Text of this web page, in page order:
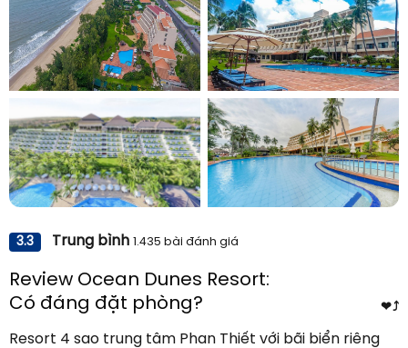
View all photos
3.3 Trung bình 1.435 bài đánh giá
Review Ocean Dunes Resort:
Có đáng đặt phòng?
❤⤴︎
Resort 4 sao trung tâm Phan Thiết với bãi biển riêng